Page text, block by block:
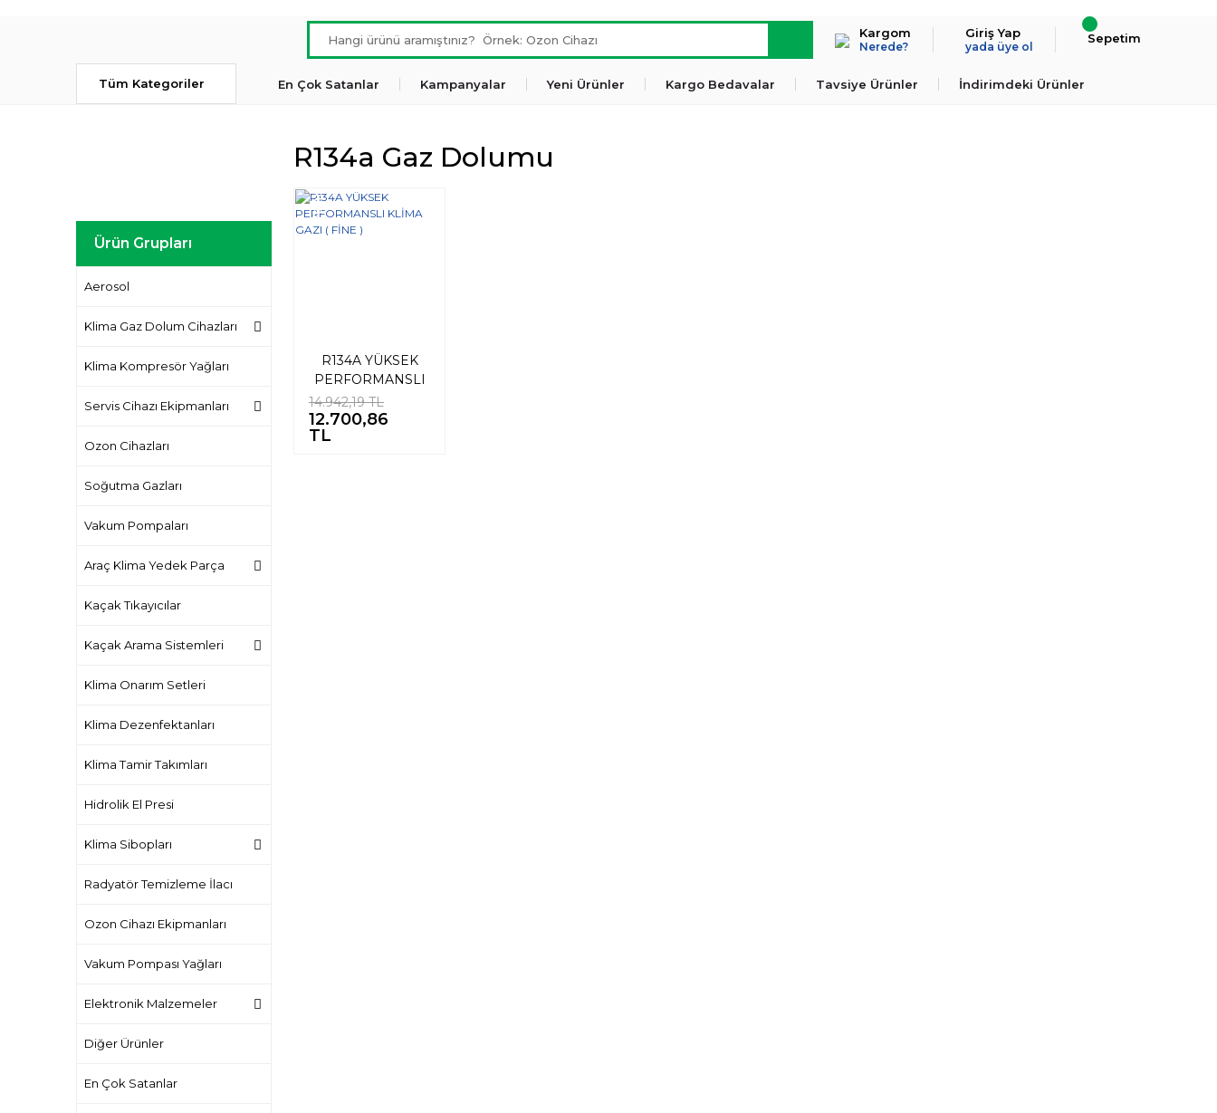
Kargom
Nerede?
Giriş Yap
yada üye ol
Sepetim
Tüm Kategoriler En Çok Satanlar Kampanyalar Yeni Ürünler Kargo Bedavalar Tavsiye Ürünler İndirimdeki Ürünler
Ürün Grupları
Aerosol
Klima Gaz Dolum Cihazları
Klima Kompresör Yağları
Servis Cihazı Ekipmanları
Ozon Cihazları
Soğutma Gazları
Vakum Pompaları
Araç Klima Yedek Parça
Kaçak Tıkayıcılar
Kaçak Arama Sistemleri
Klima Onarım Setleri
Klima Dezenfektanları
Klima Tamir Takımları
Hidrolik El Presi
Klima Sibopları
Radyatör Temizleme İlacı
Ozon Cihazı Ekipmanları
Vakum Pompası Yağları
Elektronik Malzemeler
Diğer Ürünler
En Çok Satanlar
R134a Gaz Dolumu
Yeni
R134A YÜKSEK
PERFORMANSLI
KLİMA GAZI (
FİNE )
14.942,19 TL
12.700,86
TL